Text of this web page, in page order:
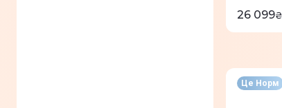
26 099₴
Це Норм